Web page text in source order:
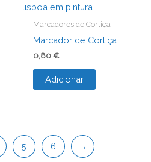
Marcadores de Cortiça
Marcador de Cortiça
0,80 €
Adicionar
5 6 →